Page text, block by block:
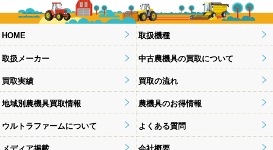
HOME 取扱機種
取扱メーカー 中古農機具の買取について
買取実績 買取の流れ
地域別農機具買取情報 農機具のお得情報
ウルトラファームについて よくある質問